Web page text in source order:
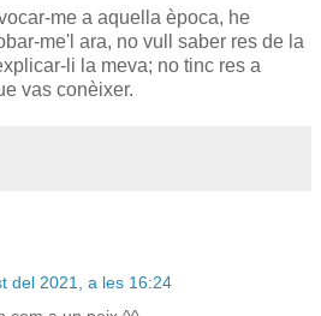
me a aquella època, he
me'l ara, no vull saber res de la
li la meva; no tinc res a
vas conèixer.
del 2021, a les 16:24